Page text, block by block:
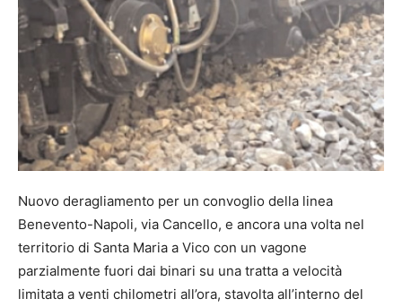
Nuovo deragliamento per un convoglio della linea
Benevento-Napoli, via Cancello, e ancora una volta nel
territorio di Santa Maria a Vico con un vagone
parzialmente fuori dai binari su una tratta a velocità
limitata a venti chilometri all’ora, stavolta all’interno del